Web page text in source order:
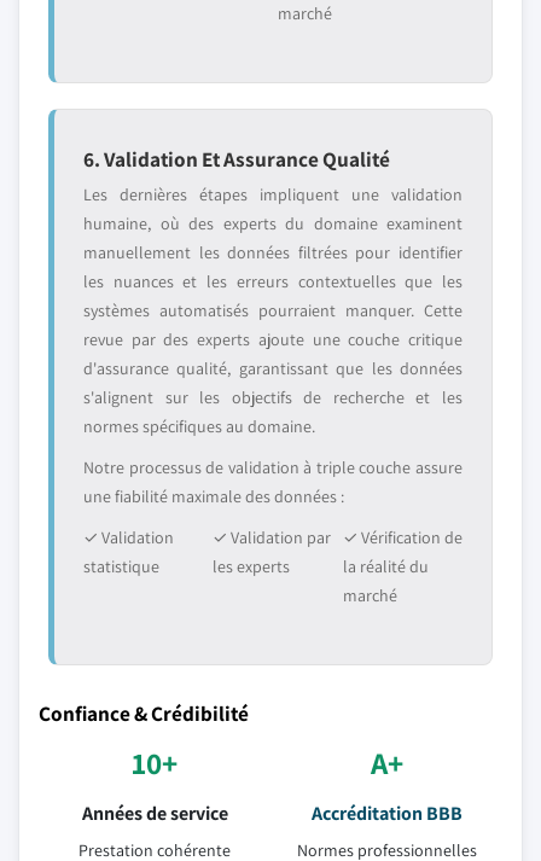
marché
6. Validation Et Assurance Qualité
Les dernières étapes impliquent une validation
humaine, où des experts du domaine examinent
manuellement les données filtrées pour identifier
les nuances et les erreurs contextuelles que les
systèmes automatisés pourraient manquer. Cette
revue par des experts ajoute une couche critique
d'assurance qualité, garantissant que les données
s'alignent sur les objectifs de recherche et les
normes spécifiques au domaine.
Notre processus de validation à triple couche assure
une fiabilité maximale des données :
✓ Validation
statistique
✓ Validation par
les experts
✓ Vérification de
la réalité du
marché
Confiance & Crédibilité
10+
Années de service
Prestation cohérente
A+
Accréditation BBB
Normes professionnelles